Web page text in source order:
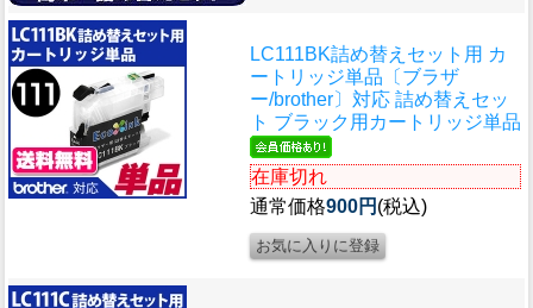
LC111BK詰め替えセット用 カ
ートリッジ単品〔ブラザ
ー/brother〕対応 詰め替えセッ
ト ブラック用カートリッジ単品
在庫切れ
通常価格900円 (税込)